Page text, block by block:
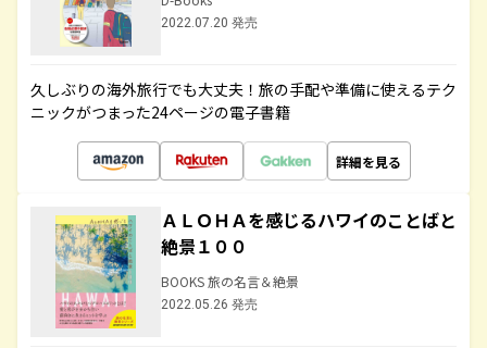
2022.07.20 発売
久しぶりの海外旅行でも大丈夫！旅の手配や準備に使えるテク
ニックがつまった24ページの電子書籍
詳細を見る
ＡＬＯＨＡを感じるハワイのことばと
絶景１００
BOOKS 旅の名言＆絶景
2022.05.26 発売